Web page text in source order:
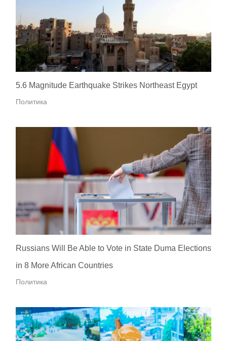
5.6 Magnitude Earthquake Strikes Northeast Egypt
Политика
Russians Will Be Able to Vote in State Duma Elections
in 8 More African Countries
Политика